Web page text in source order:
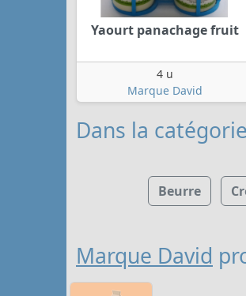
Yaourt panachage fruit
4 u
Marque David
Dans la
Beurre
Marque David